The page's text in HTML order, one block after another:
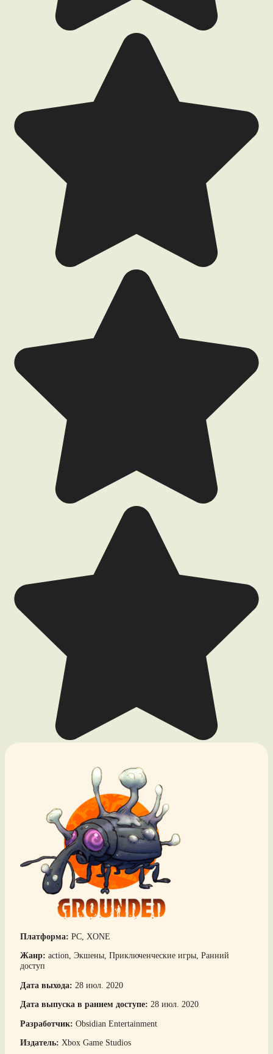
Платформа: PC, XONE
Жанр: action, Экшены, Приключенческие игры, Ранний
доступ
Дата выхода: 28 июл. 2020
Дата выпуска в раннем доступе: 28 июл. 2020
Разработчик: Obsidian Entertainment
Издатель: Xbox Game Studios